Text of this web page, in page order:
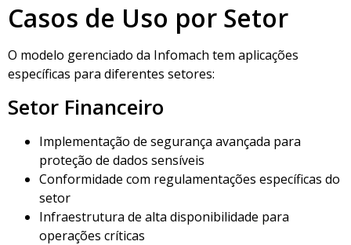
Casos de Uso por Setor
O modelo gerenciado da Infomach tem aplicações
específicas para diferentes setores:
Setor Financeiro
Implementação de segurança avançada para
proteção de dados sensíveis
Conformidade com regulamentações específicas do
setor
Infraestrutura de alta disponibilidade para
operações críticas